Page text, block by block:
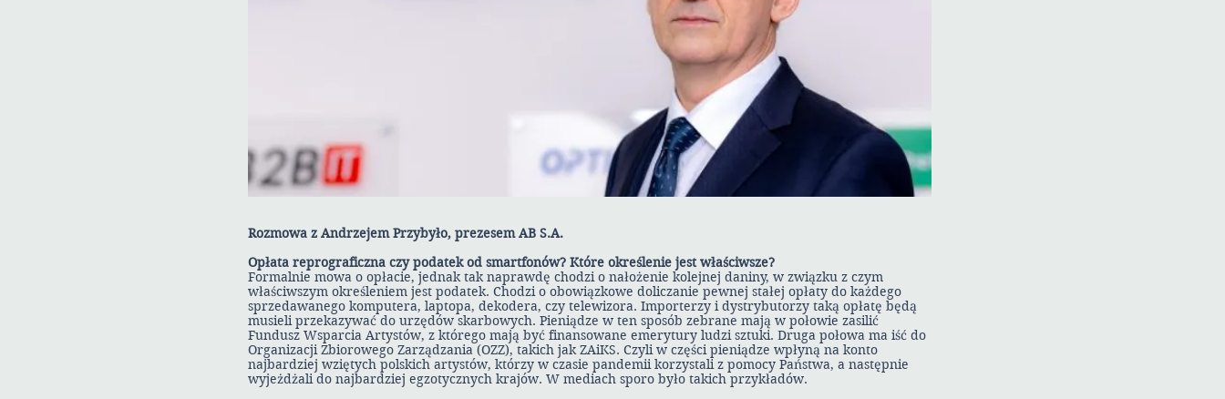
Rozmowa z Andrzejem Przybyło, prezesem AB S.A.
Opłata reprograficzna czy podatek od smartfonów? Które określenie jest właściwsze?
Formalnie mowa o opłacie, jednak tak naprawdę chodzi o nałożenie kolejnej daniny, w związku z czym
właściwszym określeniem jest podatek. Chodzi o obowiązkowe doliczanie pewnej stałej opłaty do każdego
sprzedawanego komputera, laptopa, dekodera, czy telewizora. Importerzy i dystrybutorzy taką opłatę będą
musieli przekazywać do urzędów skarbowych. Pieniądze w ten sposób zebrane mają w połowie zasilić
Fundusz Wsparcia Artystów, z którego mają być finansowane emerytury ludzi sztuki. Druga połowa ma iść do
Organizacji Zbiorowego Zarządzania (OZZ), takich jak ZAiKS. Czyli w części pieniądze wpłyną na konto
najbardziej wziętych polskich artystów, którzy w czasie pandemii korzystali z pomocy Państwa, a następnie
wyjeżdżali do najbardziej egzotycznych krajów. W mediach sporo było takich przykładów.